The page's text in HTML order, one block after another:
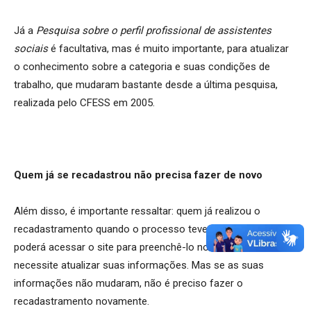
Já a Pesquisa sobre o perfil profissional de assistentes
sociaisé facultativa, mas é muito importante, para atualizar
o conhecimento sobre a categoria e suas condições de
trabalho, que mudaram bastante desde a última pesquisa,
realizada pelo CFESS em 2005.
Quem já se recadastrou não precisa fazer de novo
Além disso, é importante ressaltar: quem já realizou o
recadastramento quando o processo teve início, em 2016,
poderá acessar o site para preenchê-lo novamente, caso
necessite atualizar suas informações. Mas se as suas
informações não mudaram, não é preciso fazer o
recadastramento novamente.